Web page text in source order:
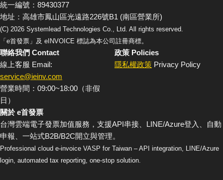
統一編號：89430377
地址：高雄市鳳山區光遠路226號B1 (南區營業所)
(C) 2026 Systemlead Technologies Co., Ltd. All rights reserved.
「e首發票」及 eINVOICE 標誌為本公司註冊商標。
聯絡我們 Contact
線上客服 Email:
service@ieinv.com
營業時間：09:00~18:00（非假
日）
政策 Policies
隱私權政策 Privacy Policy
關於 e首發票
台灣雲端電子發票加值服務，支援API串接、LINE/Azure登入、自動
申報、一站式B2B/B2C開立與管理。
Professional cloud e-invoice VASP for Taiwan – API integration, LINE/Azure
login, automated tax reporting, one-stop solution.